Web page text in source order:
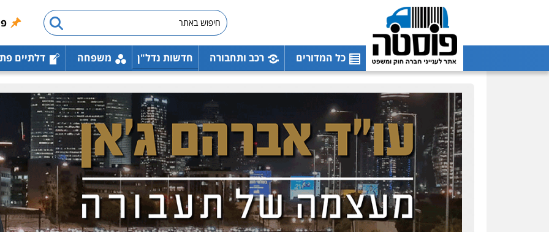
כל המדורים רכב ותחבורה חדשות נדל"ן משפחה דלתיים